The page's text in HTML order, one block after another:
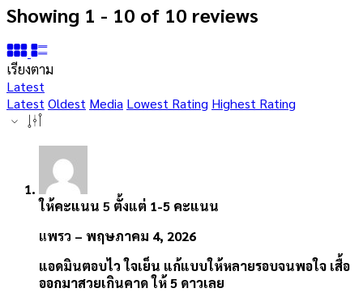
Showing 1 - 10 of 10 reviews
เรียงตาม
Latest
Latest Oldest Media Lowest Rating Highest Rating
ให้คะแนน 5 ตั้งแต่ 1-5 คะแนน
แพรว – พฤษภาคม 4, 2026
แอดมินตอบไว ใจเย็น แก้แบบให้หลายรอบจนพอใจ เสื้อ
ออกมาสวยเกินคาด ให้ 5 ดาวเลย